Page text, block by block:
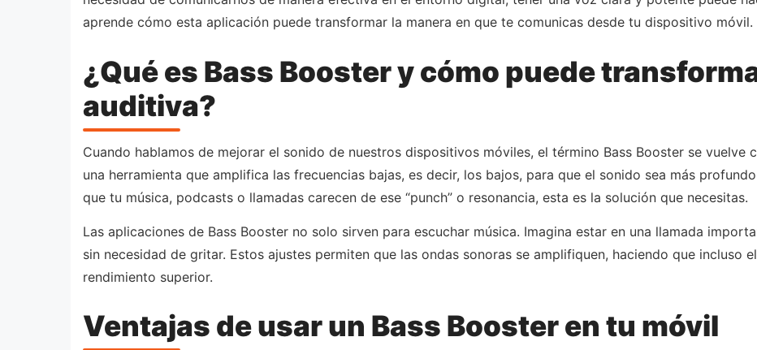
aprende cómo esta aplicación puede transformar la manera en que te comunicas desde tu dispositivo móvil.
¿Qué es Bass Booster y cómo puede
auditiva?
Cuando hablamos de mejorar el sonido de nuestros dispositivos móviles, el término Bass Booster se vuelve
una herramienta que amplifica las frecuencias bajas, es decir, los bajos, para que el sonido sea más
que tu música, podcasts o llamadas carecen de ese “punch” o resonancia, esta es la solución que necesitas.
Las aplicaciones de Bass Booster no solo sirven para escuchar música. Imagina estar en una llamada
sin necesidad de gritar. Estos ajustes permiten que las ondas sonoras se amplifiquen, haciendo que incluso
rendimiento superior.
Ventajas de usar un Bass Booster en tu móvil